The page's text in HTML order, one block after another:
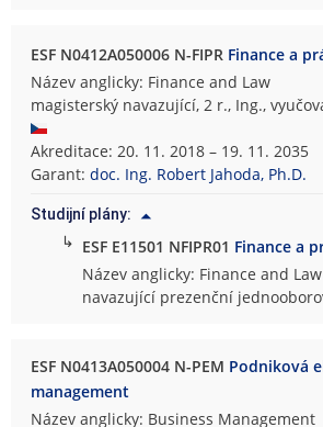
ESF N0412A050006 N-FIPR Finance a
Název anglicky: Finance and Law
magisterský navazující, 2 r., Ing.,
Akreditace: 20. 11. 2018 – 19. 11. 2035
Garant:doc. Ing. Robert Jahoda, Ph.D.
Studijní plány:
↳ ESF E11501 NFIPR01 Finance a
Název anglicky: Finance and Law
navazující prezenční
ESF N0413A050004 N-PEM Podniková
management
Název anglicky: Business Management